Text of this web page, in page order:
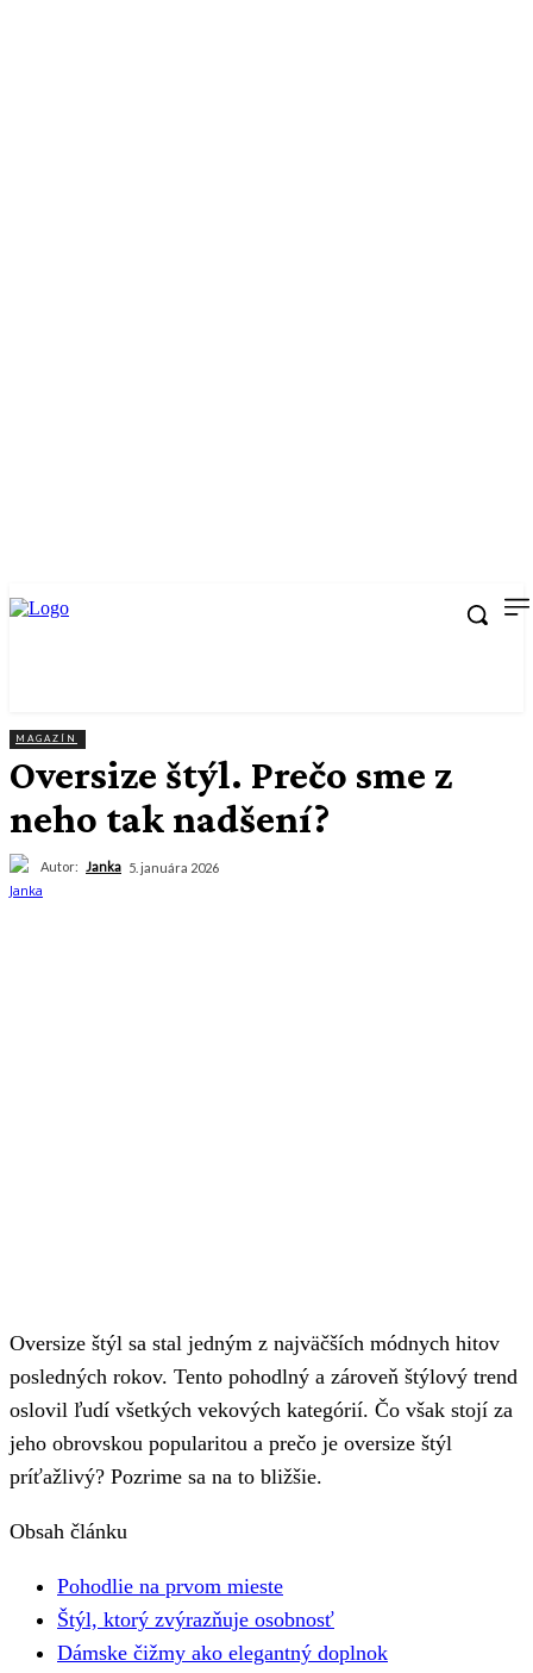
MAGAZÍN
Oversize štýl. Prečo sme z
neho tak nadšení?
Autor: Janka 5. januára 2026
Oversize štýl sa stal jedným z najväčších módnych hitov
posledných rokov. Tento pohodlný a zároveň štýlový trend
oslovil ľudí všetkých vekových kategórií. Čo však stojí za
jeho obrovskou popularitou a prečo je oversize štýl
príťažlivý? Pozrime sa na to bližšie.
Obsah článku
Pohodlie na prvom mieste
Štýl, ktorý zvýrazňuje osobnosť
Dámske čižmy ako elegantný doplnok